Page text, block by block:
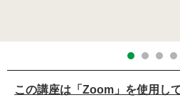
この講座は「Zoom」を使用し